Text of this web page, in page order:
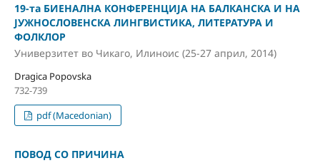
19-та БИЕНАЛНА КОНФЕРЕНЦИЈА НА БАЛКАНСКА И НА
ЈУЖНОСЛОВЕНСКА ЛИНГВИСТИКА, ЛИТЕРАТУРА И
ФОЛКЛОР
Универзитет во Чикаго, Илиноис (25-27 април, 2014)
Dragica Popovska
732-739
pdf (Macedonian)
ПОВОД СО ПРИЧИНА